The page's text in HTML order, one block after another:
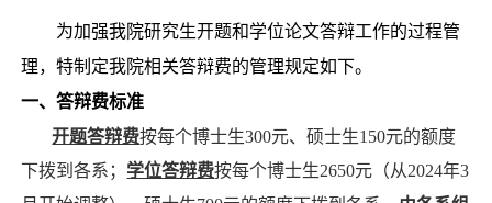
为加强我院研究生开题和学位论文答辩工作的过程管
理，特制定我院相关答辩费的管理规定如下。
一、答辩费标准
开题答辩费按每个博士生300元、硕士生150元的额度
下拨到各系； 学位答辩费按每个博士生2650元 （从2024年3